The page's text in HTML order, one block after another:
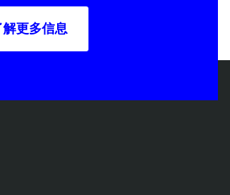
解更多信息